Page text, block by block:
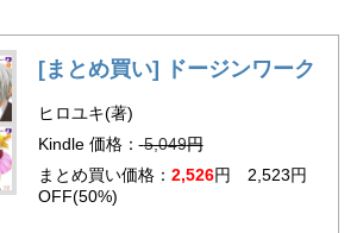
[まとめ買い] ドージンワーク
ヒロユキ(著)
Kindle 価格： 5,049円
まとめ買い価格： 2,526円 2,523円
OFF(50%)